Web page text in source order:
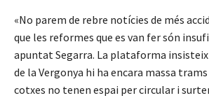
«No parem de rebre notícies de més
que les reformes que es van fer són
apuntat Segarra. La plataforma insisteix
de la Vergonya hi ha encara massa
cotxes no tenen espai per circular i